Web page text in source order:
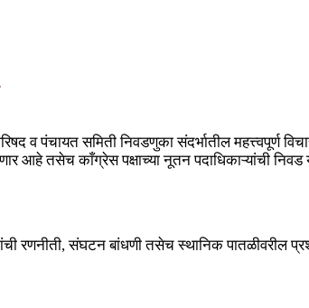
व पंचायत समिती निवडणुका संदर्भातील महत्त्वपूर्ण
आहे तसेच काँग्रेस पक्षाच्या नूतन पदाधिकाऱ्यांची निवड
रणनीती, संघटन बांधणी तसेच स्थानिक पातळीवरील